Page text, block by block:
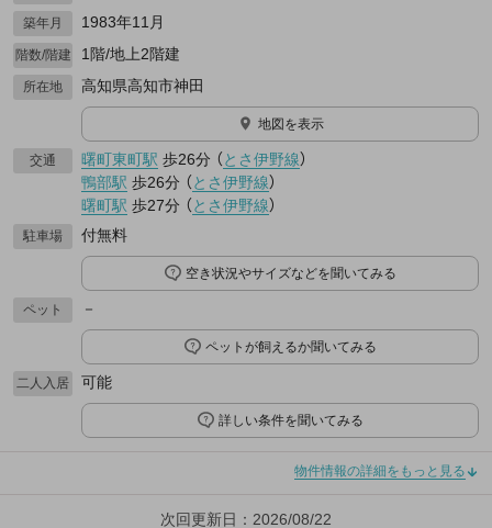
築年月 1983年11月
階数/階建 1階/地上2階建
所在地 高知県高知市神田
地図を表示
交通 曙町東町駅 歩26分 （とさ伊野線）
鴨部駅 歩26分 （とさ伊野線）
曙町駅 歩27分 （とさ伊野線）
駐車場 付無料
空き状況やサイズなどを聞いてみる
ペット －
ペットが飼えるか聞いてみる
二人入居 可能
詳しい条件を聞いてみる
物件情報の詳細をもっと見る
次回更新日：2026/08/22